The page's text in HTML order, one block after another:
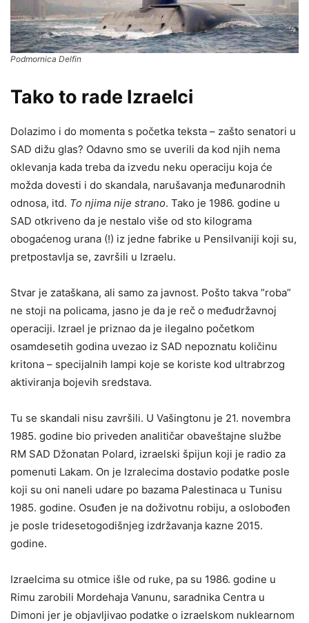
Podmornica Delfin
Tako to rade Izraelci
Dolazimo i do momenta s početka teksta – zašto senatori u
SAD dižu glas? Odavno smo se uverili da kod njih nema
oklevanja kada treba da izvedu neku operaciju koja će
možda dovesti i do skandala, narušavanja međunarodnih
odnosa, itd. To njima nije strano. Tako je 1986. godine u
SAD otkriveno da je nestalo više od sto kilograma
obogaćenog urana (!) iz jedne fabrike u Pensilvaniji koji su,
pretpostavlja se, završili u Izraelu.
Stvar je zataškana, ali samo za javnost. Pošto takva ”roba”
ne stoji na policama, jasno je da je reč o međudržavnoj
operaciji. Izrael je priznao da je ilegalno početkom
osamdesetih godina uvezao iz SAD nepoznatu količinu
kritona – specijalnih lampi koje se koriste kod ultrabrzog
aktiviranja bojevih sredstava.
Tu se skandali nisu završili. U Vašingtonu je 21. novembra
1985. godine bio priveden analitičar obaveštajne službe
RM SAD Džonatan Polard, izraelski špijun koji je radio za
pomenuti Lakam. On je Izralecima dostavio podatke posle
koji su oni naneli udare po bazama Palestinaca u Tunisu
1985. godine. Osuđen je na doživotnu robiju, a oslobođen
je posle tridesetogodišnjeg izdržavanja kazne 2015.
godine.
Izraelcima su otmice išle od ruke, pa su 1986. godine u
Rimu zarobili Mordehaja Vanunu, saradnika Centra u
Dimoni jer je objavljivao podatke o izraelskom nuklearnom